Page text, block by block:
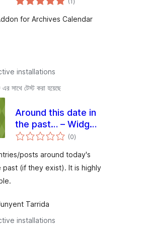
ratings
for Archives Calendar
installations
সাথে টেস্ট করা হয়েছে
Around this date in
the past… – Widget
Edition
(0total
ratings
)
posts around today's
past (if they exist). It is highly
Tarrida
installations